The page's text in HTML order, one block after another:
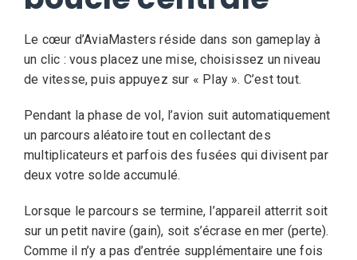
Le cœur d’AviaMasters réside dans son gameplay à
un clic : vous placez une mise, choisissez un niveau
de vitesse, puis appuyez sur « Play ». C’est tout.
Pendant la phase de vol, l’avion suit automatiquement
un parcours aléatoire tout en collectant des
multiplicateurs et parfois des fusées qui divisent par
deux votre solde accumulé.
Lorsque le parcours se termine, l’appareil atterrit soit
sur un petit navire (gain), soit s’écrase en mer (perte).
Comme il n’y a pas d’entrée supplémentaire une fois